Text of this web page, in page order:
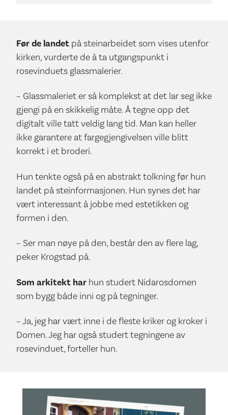
Før de landet på steinarbeidet som vises utenfor
kirken, vurderte de å ta utgangspunkt i
rosevinduets glassmalerier.
– Glassmaleriet er så komplekst at det lar seg ikke
gjengi på en skikkelig måte. Å tegne opp det
digitalt ville tatt veldig lang tid. Man kan heller
ikke garantere at fargegjengivelsen ville blitt
korrekt i et broderi.
Hun tenkte også på en abstrakt tolkning før hun
landet på steinformasjonen. Hun synes det har
vært interessant å jobbe med estetikken og
formen i den.
– Ser man nøye på den, består den av flere lag,
peker Krogstad på.
Som arkitekt har hun studert Nidarosdomen
som bygg både inni og på tegninger.
– Ja, jeg har vært inne i de fleste kriker og kroker i
Domen. Jeg har også studert tegningene av
rosevinduet, forteller hun.